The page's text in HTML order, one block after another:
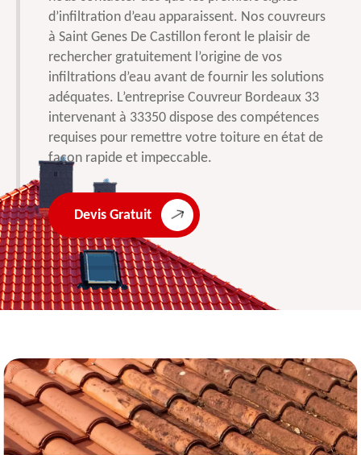
d’infiltration d’eau apparaissent. Nos couvreurs
à Saint Genes De Castillon feront le plaisir de
rechercher gratuitement l’origine de vos
infiltrations d’eau avant de fournir les solutions
adéquates. L’entreprise Couvreur Bordeaux 33
intervenant à 33350 dispose des compétences
requises pour remettre votre toiture en état de
façon rapide et impeccable.
Devis Gratuit